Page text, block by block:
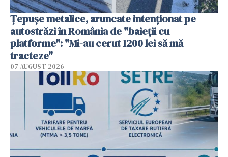
Țepușe metalice, aruncate intenționat pe
autostrăzi în România de "baieții cu
platforme": "Mi-au cerut 1200 lei să mă
tracteze"
07 AUGUST 2026